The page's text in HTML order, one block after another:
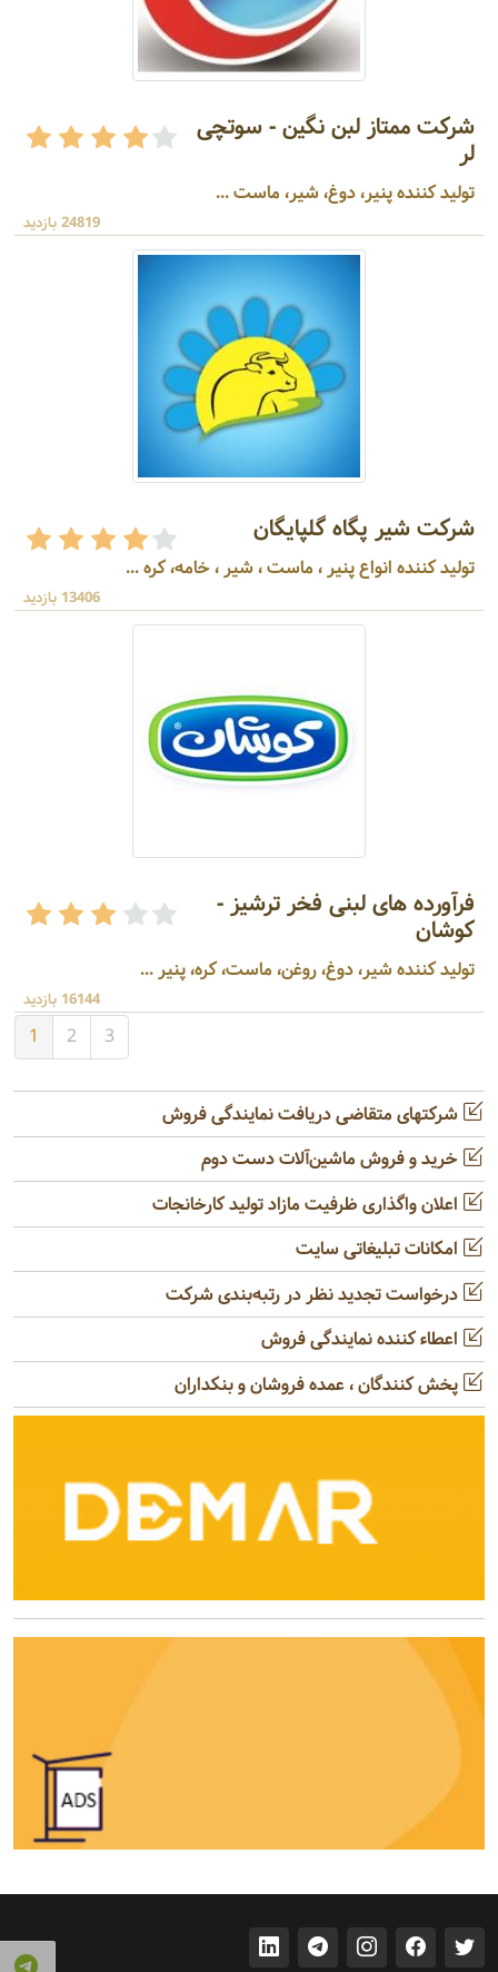
شرکت ممتاز لبن نگین - سوتچی
لر
تولید کننده پنیر، دوغ، شیر، ماست ...
24819 بازدید
شرکت شیر پگاه گلپایگان
تولید کننده انواع پنیر ، ماست ، شیر ، خامه، کره ...
13406 بازدید
فرآورده های لبنی فخر ترشیز -
کوشان
تولید کننده شیر، دوغ، روغن، ماست، کره، پنیر ...
16144 بازدید
1 2 3
شرکتهای متقاضی دریافت نمایندگی فروش
خرید و فروش ماشین‌آلات دست دوم
اعلان واگذاری ظرفیت مازاد تولید کارخانجات
امکانات تبلیغاتی سایت
درخواست تجدید نظر در رتبه‌بندی شرکت
اعطاء کننده نمایندگی فروش
پخش کنندگان ، عمده فروشان و بنکداران